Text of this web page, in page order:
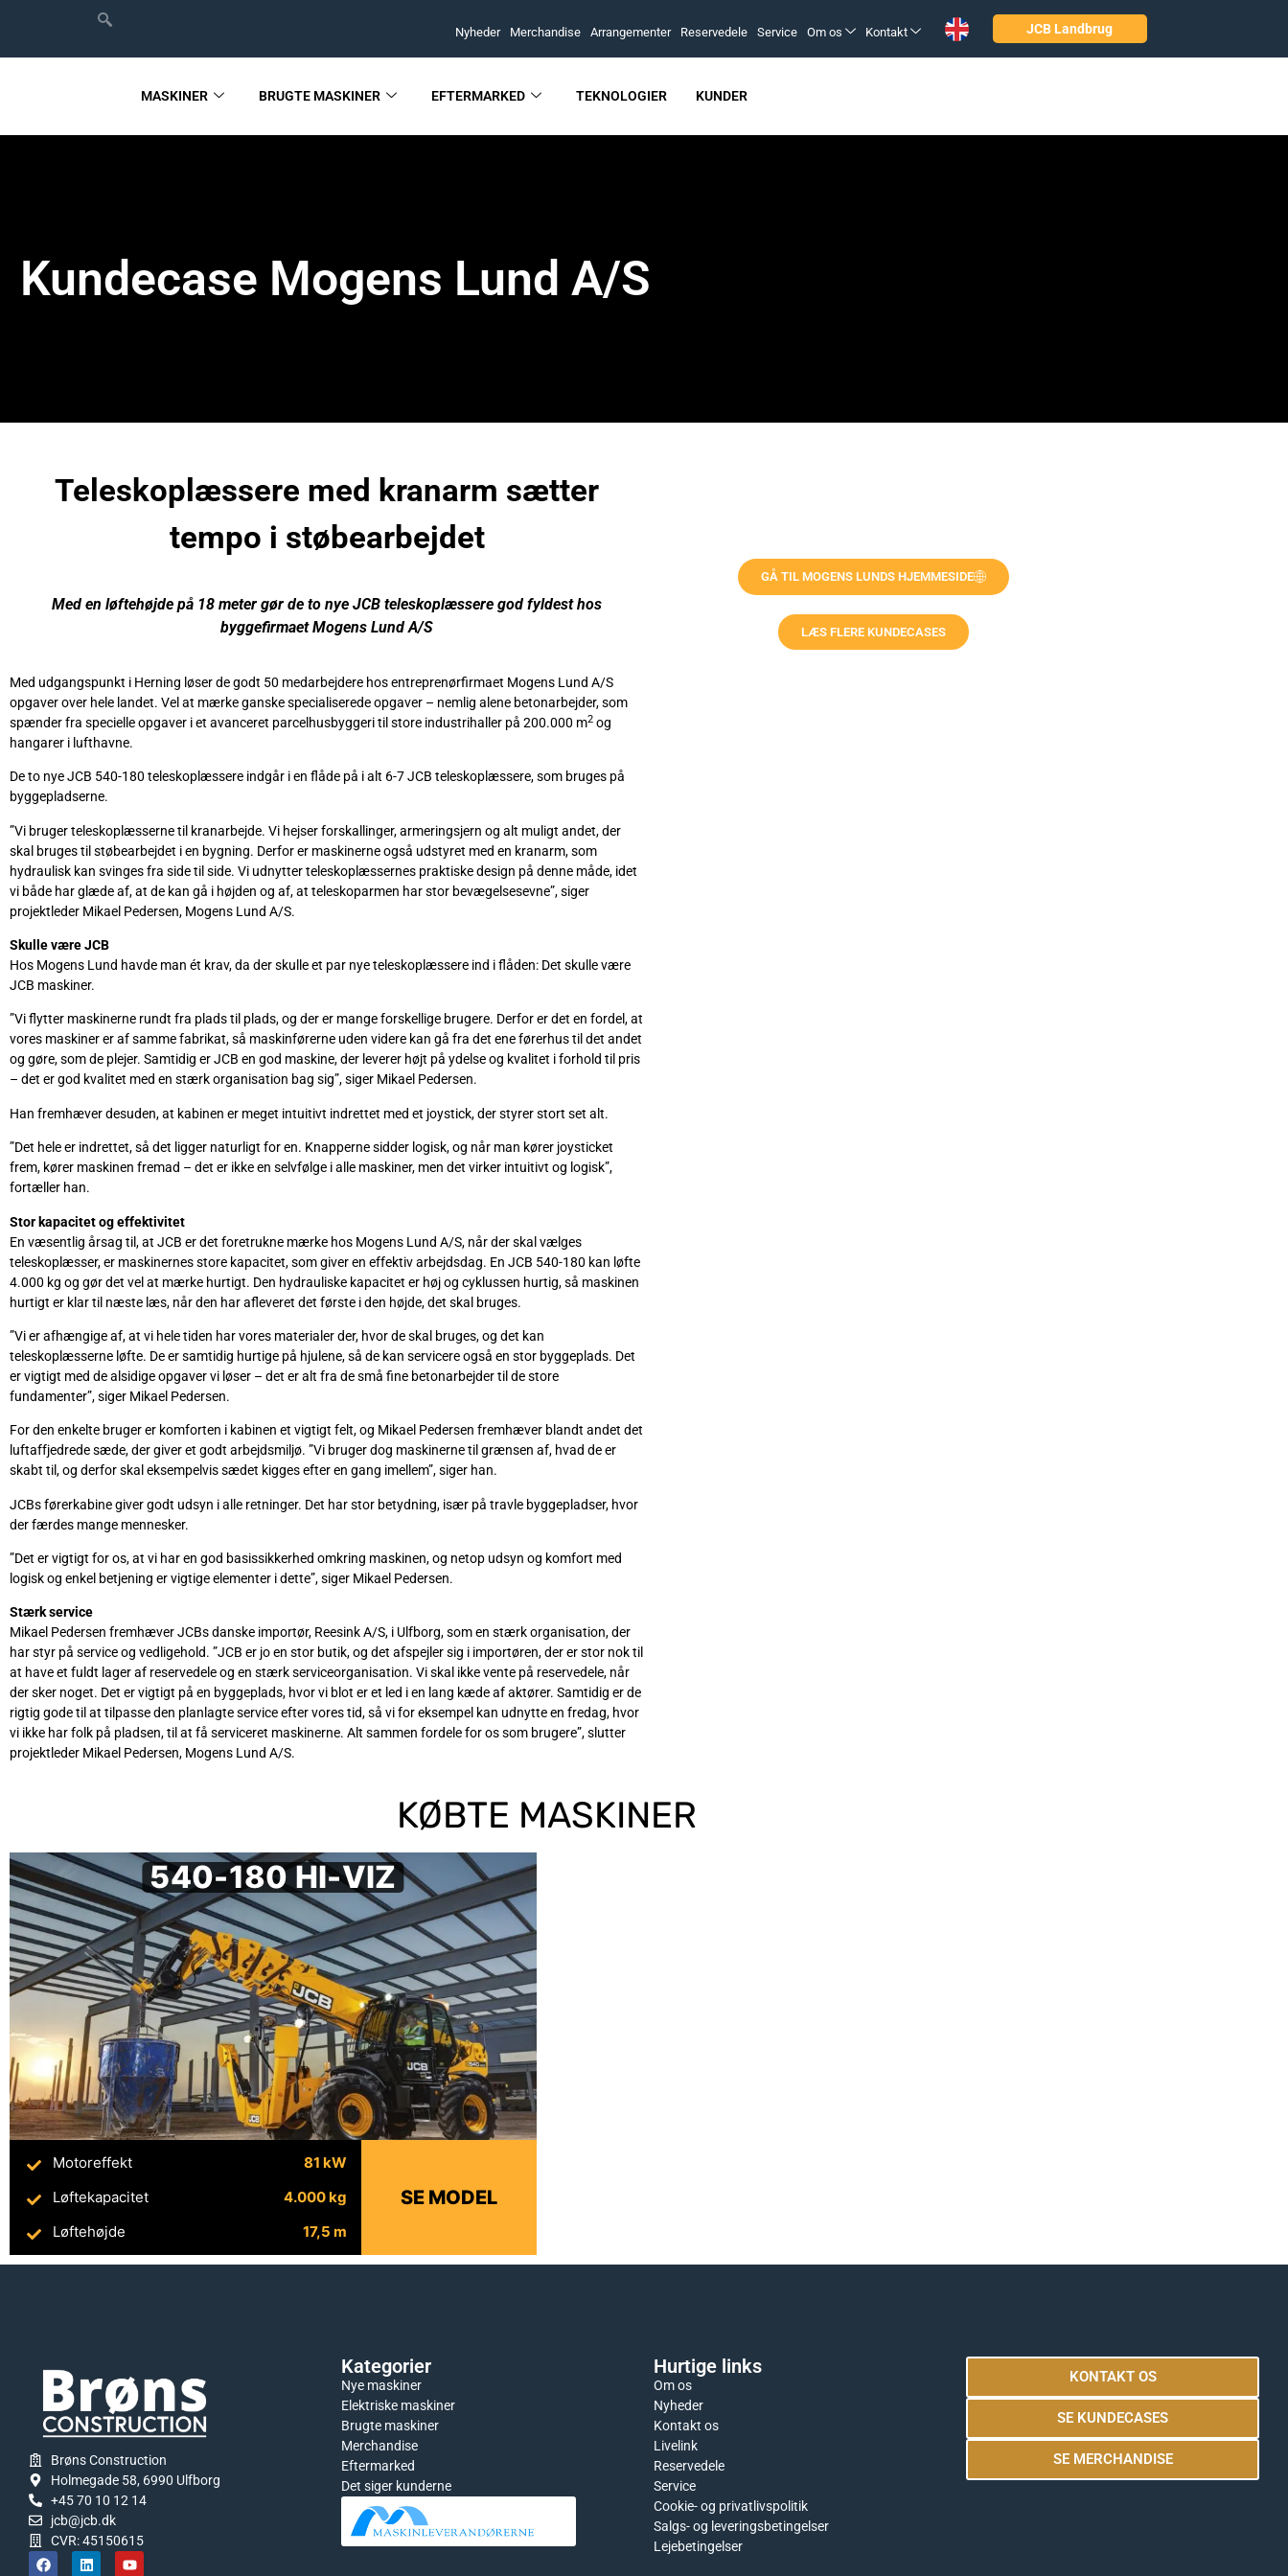
Nyheder Merchandise Arrangementer Reservedele Service Om os Kontakt JCB Landbrug
MASKINER BRUGTE MASKINER EFTERMARKED TEKNOLOGIER KUNDER
Kundecase Mogens Lund A/S
Teleskoplæssere med kranarm sætter
tempo i støbearbejdet
Med en løftehøjde på 18 meter gør de to nye JCB teleskoplæssere god fyldest hos
byggefirmaet Mogens Lund A/S
Med udgangspunkt i Herning løser de godt 50 medarbejdere hos entreprenørfirmaet Mogens Lund A/S
opgaver over hele landet. Vel at mærke ganske specialiserede opgaver – nemlig alene betonarbejder, som
spænder fra specielle opgaver i et avanceret parcelhusbyggeri til store industrihaller på 200.000 m2 og
hangarer i lufthavne.
De to nye JCB 540-180 teleskoplæssere indgår i en flåde på i alt 6-7 JCB teleskoplæssere, som bruges på
byggepladserne.
”Vi bruger teleskoplæsserne til kranarbejde. Vi hejser forskallinger, armeringsjern og alt muligt andet, der
skal bruges til støbearbejdet i en bygning. Derfor er maskinerne også udstyret med en kranarm, som
hydraulisk kan svinges fra side til side. Vi udnytter teleskoplæssernes praktiske design på denne måde, idet
vi både har glæde af, at de kan gå i højden og af, at teleskoparmen har stor bevægelsesevne”, siger
projektleder Mikael Pedersen, Mogens Lund A/S.
Skulle være JCB
Hos Mogens Lund havde man ét krav, da der skulle et par nye teleskoplæssere ind i flåden: Det skulle være
JCB maskiner.
”Vi flytter maskinerne rundt fra plads til plads, og der er mange forskellige brugere. Derfor er det en fordel, at
vores maskiner er af samme fabrikat, så maskinførerne uden videre kan gå fra det ene førerhus til det andet
og gøre, som de plejer. Samtidig er JCB en god maskine, der leverer højt på ydelse og kvalitet i forhold til pris
– det er god kvalitet med en stærk organisation bag sig”, siger Mikael Pedersen.
Han fremhæver desuden, at kabinen er meget intuitivt indrettet med et joystick, der styrer stort set alt.
”Det hele er indrettet, så det ligger naturligt for en. Knapperne sidder logisk, og når man kører joysticket
frem, kører maskinen fremad – det er ikke en selvfølge i alle maskiner, men det virker intuitivt og logisk”,
fortæller han.
Stor kapacitet og effektivitet
En væsentlig årsag til, at JCB er det foretrukne mærke hos Mogens Lund A/S, når der skal vælges
teleskoplæsser, er maskinernes store kapacitet, som giver en effektiv arbejdsdag. En JCB 540-180 kan løfte
4.000 kg og gør det vel at mærke hurtigt. Den hydrauliske kapacitet er høj og cyklussen hurtig, så maskinen
hurtigt er klar til næste læs, når den har afleveret det første i den højde, det skal bruges.
”Vi er afhængige af, at vi hele tiden har vores materialer der, hvor de skal bruges, og det kan
teleskoplæsserne løfte. De er samtidig hurtige på hjulene, så de kan servicere også en stor byggeplads. Det
er vigtigt med de alsidige opgaver vi løser – det er alt fra de små fine betonarbejder til de store
fundamenter”, siger Mikael Pedersen.
For den enkelte bruger er komforten i kabinen et vigtigt felt, og Mikael Pedersen fremhæver blandt andet det
luftaffjedrede sæde, der giver et godt arbejdsmiljø. ”Vi bruger dog maskinerne til grænsen af, hvad de er
skabt til, og derfor skal eksempelvis sædet kigges efter en gang imellem”, siger han.
JCBs førerkabine giver godt udsyn i alle retninger. Det har stor betydning, især på travle byggepladser, hvor
der færdes mange mennesker.
”Det er vigtigt for os, at vi har en god basissikkerhed omkring maskinen, og netop udsyn og komfort med
logisk og enkel betjening er vigtige elementer i dette”, siger Mikael Pedersen.
Stærk service
Mikael Pedersen fremhæver JCBs danske importør, Reesink A/S, i Ulfborg, som en stærk organisation, der
har styr på service og vedligehold. ”JCB er jo en stor butik, og det afspejler sig i importøren, der er stor nok til
at have et fuldt lager af reservedele og en stærk serviceorganisation. Vi skal ikke vente på reservedele, når
der sker noget. Det er vigtigt på en byggeplads, hvor vi blot er et led i en lang kæde af aktører. Samtidig er de
rigtig gode til at tilpasse den planlagte service efter vores tid, så vi for eksempel kan udnytte en fredag, hvor
vi ikke har folk på pladsen, til at få serviceret maskinerne. Alt sammen fordele for os som brugere”, slutter
projektleder Mikael Pedersen, Mogens Lund A/S.
GÅ TIL MOGENS LUNDS HJEMMESIDE
LÆS FLERE KUNDECASES
KØBTE MASKINER
540-180 HI-VIZ
Motoreffekt
81 kW
Løftekapacitet
4.000 kg
Løftehøjde
17,5 m
SE MODEL
Brøns Construction
Holmegade 58, 6990 Ulfborg
+45 70 10 12 14
jcb@jcb.dk
CVR: 45150615
Kategorier
Nye maskiner
Elektriske maskiner
Brugte maskiner
Merchandise
Eftermarked
Det siger kunderne
Hurtige links
Om os
Nyheder
Kontakt os
Livelink
Reservedele
Service
Cookie- og privatlivspolitik
Salgs- og leveringsbetingelser
Lejebetingelser
KONTAKT OS
SE KUNDECASES
SE MERCHANDISE